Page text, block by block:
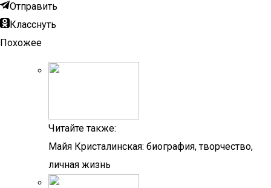
Отправить
Класснуть
Похожее
Читайте также:
Майя Кристалинская: биография, творчество,
личная жизнь